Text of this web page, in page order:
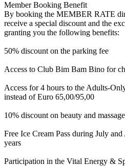
Member Booking Benefit
By booking the MEMBER RATE
receive a special discount and the
granting you the following benefits:
50% discount on the parking fee
Access to Club Bim Bam Bino for
Access for 4 hours to the Adults-
instead of Euro 65,00/95,00
10% discount on beauty and
Free Ice Cream Pass during July
years
Participation in the Vital Energy &